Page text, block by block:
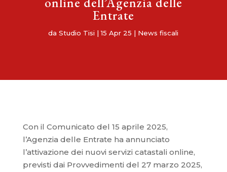
Entrate
daStudio Tisi |15 Apr 25 | News fiscali
Con il Comunicato del 15 aprile 2025,
l’Agenzia delle Entrate ha annunciato
l’attivazione dei nuovi servizi catastali online,
previsti dai Provvedimenti del 27 marzo 2025,